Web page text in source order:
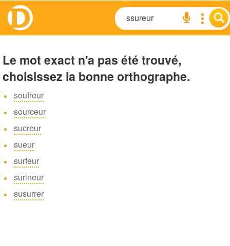
Le mot exact n'a pas été trouvé,
choisissez la bonne orthographe.
soufreur
sourceur
sucreur
sueur
surfeur
surineur
susurrer